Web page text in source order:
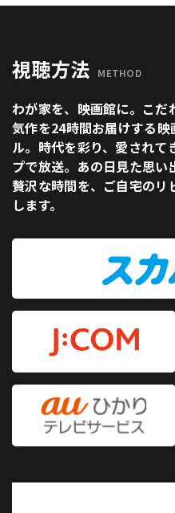
視聴方法 METHOD
わが家を、映画館に。こ
気作を24時間お届けする
ル。時代を彩り、愛されて
プで放送。あの日見た思
贅沢な時間を、ご自宅のリ
します。